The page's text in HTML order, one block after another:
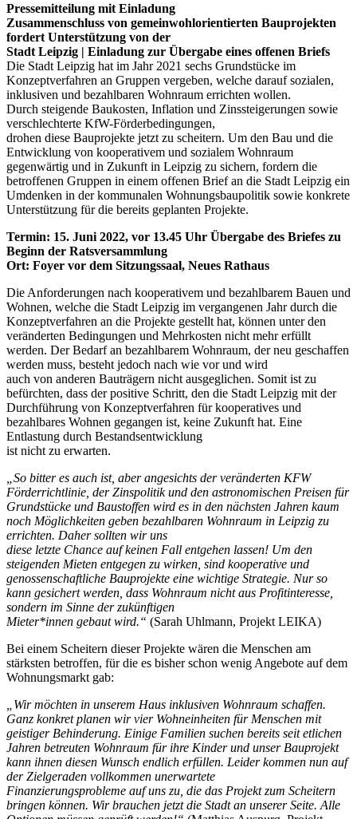
Pressemitteilung mit Einladung
Zusammenschluss von gemeinwohlorientierten Bauprojekten
fordert Unterstützung von der
Stadt Leipzig | Einladung zur Übergabe eines offenen Briefs
Die Stadt Leipzig hat im Jahr 2021 sechs Grundstücke im
Konzeptverfahren an Gruppen vergeben, welche darauf sozialen,
inklusiven und bezahlbaren Wohnraum errichten wollen.
Durch steigende Baukosten, Inflation und Zinssteigerungen sowie
verschlechterte KfW-Förderbedingungen,
drohen diese Bauprojekte jetzt zu scheitern. Um den Bau und die
Entwicklung von kooperativem und sozialem Wohnraum
gegenwärtig und in Zukunft in Leipzig zu sichern, fordern die
betroffenen Gruppen in einem offenen Brief an die Stadt Leipzig ein
Umdenken in der kommunalen Wohnungsbaupolitik sowie konkrete
Unterstützung für die bereits geplanten Projekte.
Termin: 15. Juni 2022, vor 13.45 Uhr Übergabe des Briefes zu
Beginn der Ratsversammlung
Ort: Foyer vor dem Sitzungssaal, Neues Rathaus
Die Anforderungen nach kooperativem und bezahlbarem Bauen und
Wohnen, welche die Stadt Leipzig im vergangenen Jahr durch die
Konzeptverfahren an die Projekte gestellt hat, können unter den
veränderten Bedingungen und Mehrkosten nicht mehr erfüllt
werden. Der Bedarf an bezahlbarem Wohnraum, der neu geschaffen
werden muss, besteht jedoch nach wie vor und wird
auch von anderen Bauträgern nicht ausgeglichen. Somit ist zu
befürchten, dass der positive Schritt, den die Stadt Leipzig mit der
Durchführung von Konzeptverfahren für kooperatives und
bezahlbares Wohnen gegangen ist, keine Zukunft hat. Eine
Entlastung durch Bestandsentwicklung
ist nicht zu erwarten.
„So bitter es auch ist, aber angesichts der veränderten KFW
Förderrichtlinie, der Zinspolitik und den astronomischen Preisen für
Grundstücke und Baustoffen wird es in den nächsten Jahren kaum
noch Möglichkeiten geben bezahlbaren Wohnraum in Leipzig zu
errichten. Daher sollten wir uns
diese letzte Chance auf keinen Fall entgehen lassen! Um den
steigenden Mieten entgegen zu wirken, sind kooperative und
genossenschaftliche Bauprojekte eine wichtige Strategie. Nur so
kann gesichert werden, dass Wohnraum nicht aus Profitinteresse,
sondern im Sinne der zukünftigen
Mieter*innen gebaut wird.“ (Sarah Uhlmann, Projekt LEIKA)
Bei einem Scheitern dieser Projekte wären die Menschen am
stärksten betroffen, für die es bisher schon wenig Angebote auf dem
Wohnungsmarkt gab:
„Wir möchten in unserem Haus inklusiven Wohnraum schaffen.
Ganz konkret planen wir vier Wohneinheiten für Menschen mit
geistiger Behinderung. Einige Familien suchen bereits seit etlichen
Jahren betreuten Wohnraum für ihre Kinder und unser Bauprojekt
kann ihnen diesen Wunsch endlich erfüllen. Leider kommen nun auf
der Zielgeraden vollkommen unerwartete
Finanzierungsprobleme auf uns zu, die das Projekt zum Scheitern
bringen können. Wir brauchen jetzt die Stadt an unserer Seite. Alle